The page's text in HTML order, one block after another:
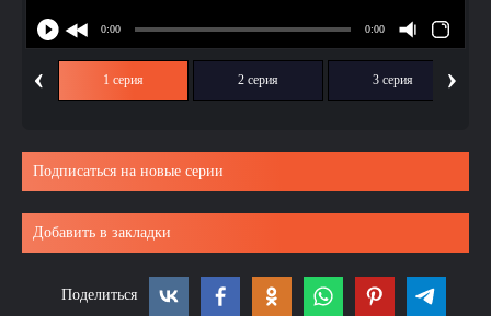
‹ 1 серия 2 серия 3 серия ›
Подписаться на новые серии
Добавить в закладки
Поделиться